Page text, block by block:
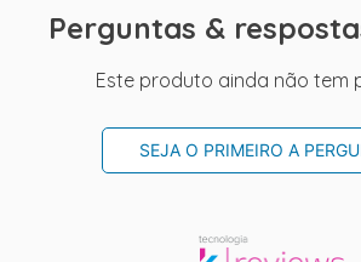
Perguntas &
Este produto ainda não tem
SEJA O PRIMEIRO A